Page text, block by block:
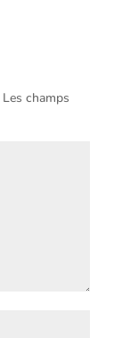
Les champs